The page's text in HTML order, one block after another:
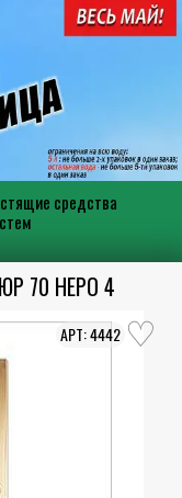
средства
70 НЕРО 4
4442